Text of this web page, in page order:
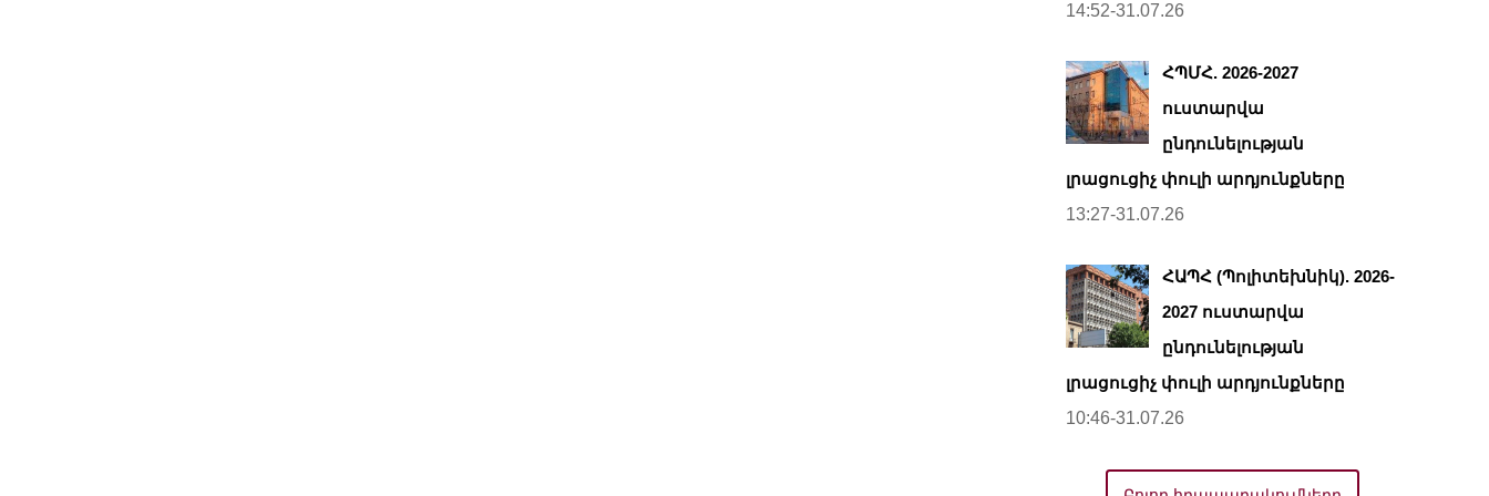
14:52-31.07.26
ՀՊՄՀ. 2026-2027
ուստարվա
ընդունելության
լրացուցիչ փուլի արդյունքները
13:27-31.07.26
ՀԱՊՀ (Պոլիտեխնիկ). 2026-
2027 ուստարվա
ընդունելության
լրացուցիչ փուլի արդյունքները
10:46-31.07.26